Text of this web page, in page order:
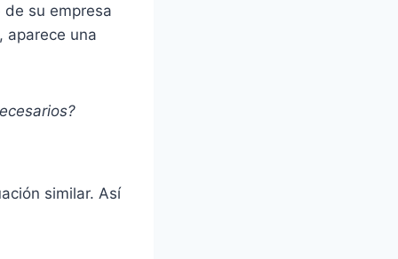
de su empresa
aparece una
similar. Así